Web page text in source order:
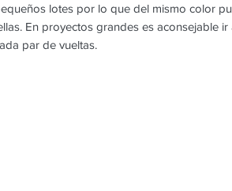
lotes por lo que del mismo color
En proyectos grandes es aconsejable ir
par de vueltas.